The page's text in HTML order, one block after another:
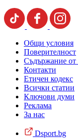
Общи условия
Поверителност
Съдържание от
Контакти
Етичен кодекс
Всички статии
Ключови думи
Реклама
За нас
Dsport.bg